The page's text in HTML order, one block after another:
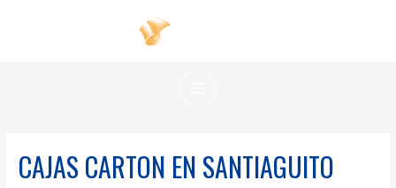
CAJAS CARTON EN SANTIAGUITO